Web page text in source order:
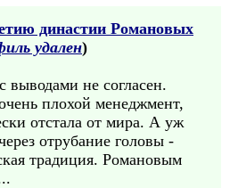
династии Романовых
удален)
выводами не согласен.
плохой менеджмент,
отстала от мира. А уж
отрубание головы -
традиция. Романовым